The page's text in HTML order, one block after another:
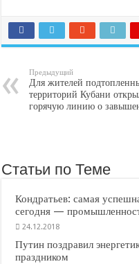
Предыдущий
Для жителей
территорий Кубани
горячую линию о
Статьи по Теме
Кондратьев: самая
сегодня —
24.12.2018
Путин поздравил
праздником